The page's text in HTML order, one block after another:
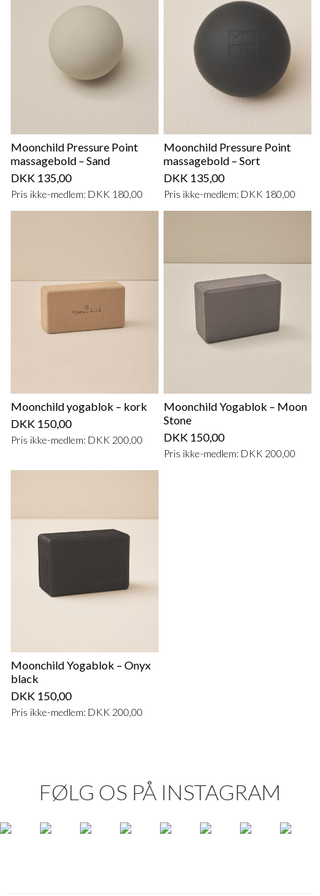
Moonchild Pressure Point
massagebold – Sand
DKK 135,00
Pris ikke-medlem: DKK 180,00
Moonchild Pressure Point
massagebold – Sort
DKK 135,00
Pris ikke-medlem: DKK 180,00
Moonchild yogablok – kork
DKK 150,00
Pris ikke-medlem: DKK 200,00
Moonchild Yogablok – Moon
Stone
DKK 150,00
Pris ikke-medlem: DKK 200,00
Moonchild Yogablok – Onyx
black
DKK 150,00
Pris ikke-medlem: DKK 200,00
FØLG OS PÅ INSTAGRAM